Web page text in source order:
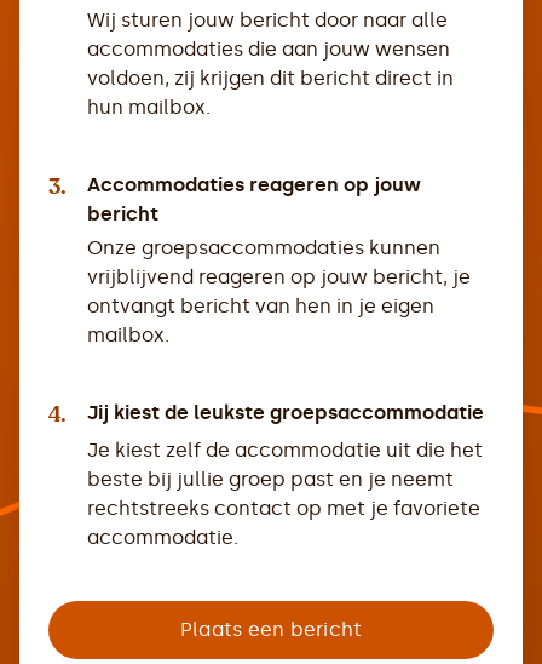
Wij sturen jouw bericht door naar alle
accommodaties die aan jouw wensen
voldoen, zij krijgen dit bericht direct in
hun mailbox.
3.
Accommodaties reageren op jouw
bericht
Onze groepsaccommodaties kunnen
vrijblijvend reageren op jouw bericht, je
ontvangt bericht van hen in je eigen
mailbox.
4.
Jij kiest de leukste groepsaccommodatie
Je kiest zelf de accommodatie uit die het
beste bij jullie groep past en je neemt
rechtstreeks contact op met je favoriete
accommodatie.
Plaats een bericht